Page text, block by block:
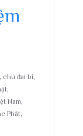
, chú đại bi,
,
Nam,
Phật,